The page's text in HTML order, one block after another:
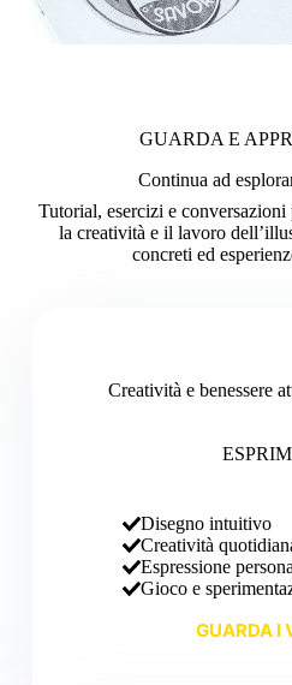
GUARDA E
Continua ad
Tutorial, esercizi e
la creatività e il lavoro
concreti ed
Creatività e benessere
Disegno intuitivo
Creatività
Espressione
Gioco e
GUARDA I